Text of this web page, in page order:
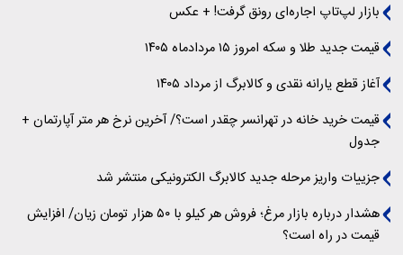
بازار لپ‌تاپ اجاره‌ای رونق گرفت! + عکس
قیمت جدید طلا و سکه امروز ۱۵ مردادماه ۱۴۰۵
آغاز قطع یارانه نقدی و کالابرگ از مرداد ۱۴۰۵
قیمت خرید خانه در تهرانسر چقدر است؟/ آخرین نرخ هر متر آپارتمان +
جدول
جزییات واریز مرحله جدید کالابرگ الکترونیکی منتشر شد
هشدار درباره بازار مرغ؛ فروش هر کیلو با ۵۰ هزار تومان زیان/ افزایش
قیمت در راه است؟